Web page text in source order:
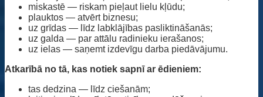
miskastē — riskam pieļaut lielu kļūdu;
plauktos — atvērt biznesu;
uz grīdas — līdz labklājības pasliktināšanās;
uz galda — par attālu radinieku ierašanos;
uz ielas — saņemt izdevīgu darba piedāvājumu.
Atkarībā no tā, kas notiek sapnī ar ēdieniem:
tas dedzina — līdz ciešanām;